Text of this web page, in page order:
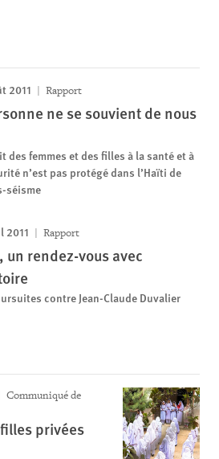
2011 Rapport
ne se souvient de nous
des femmes et des filles à la santé et à
n’est pas protégé dans l’Haïti de
séisme
2011 Rapport
un rendez-vous avec
contre Jean-Claude Duvalier
Communiqué de
privées